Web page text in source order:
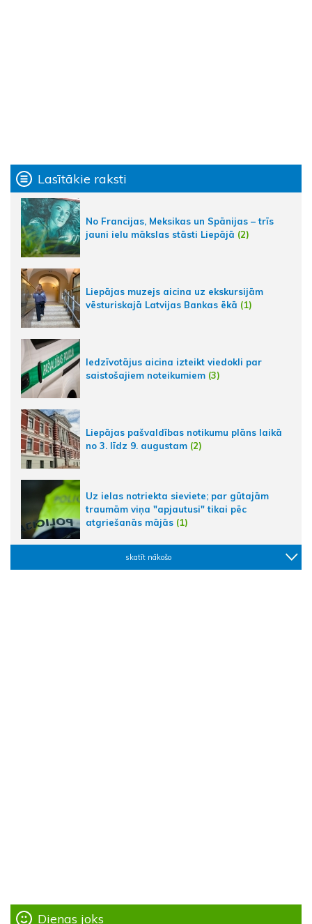
Lasītākie raksti
No Francijas, Meksikas un Spānijas – trīs
jauni ielu mākslas stāsti Liepājā (2)
Liepājas muzejs aicina uz ekskursijām
vēsturiskajā Latvijas Bankas ēkā (1)
Iedzīvotājus aicina izteikt viedokli par
saistošajiem noteikumiem (3)
Liepājas pašvaldības notikumu plāns laikā
no 3. līdz 9. augustam (2)
Uz ielas notriekta sieviete; par gūtajām
traumām viņa "apjautusi" tikai pēc
atgriešanās mājās (1)
skatīt nākošo
Dienas joks